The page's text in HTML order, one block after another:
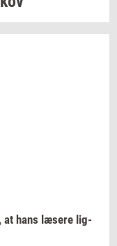
at hans læ­se­re lig­